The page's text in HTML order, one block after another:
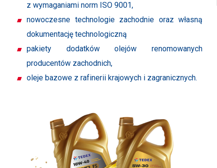
z wymaganiami norm ISO 9001,
nowoczesne technologie zachodnie oraz własną
dokumentację technologiczną
pakiety dodatków olejów renomowanych
producentów zachodnich,
oleje bazowe z rafinerii krajowych i zagranicznych.